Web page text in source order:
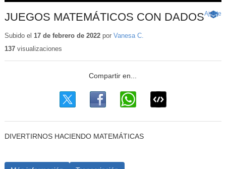
JUEGOS MATEMÁTICOS CON DADOS -
Ajuste
Subido el 17 de febrero de 2022por Vanesa C.
137visualizaciones
DIVERTIRNOS HACIENDO MATEMÁTICAS